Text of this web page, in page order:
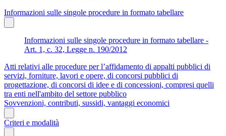
Informazioni sulle singole procedure in formato tabellare
Informazioni sulle singole procedure in formato tabellare -
Art. 1, c. 32, Legge n. 190/2012
Atti relativi alle procedure per l’affidamento di appalti pubblici di
servizi, forniture, lavori e opere, di concorsi pubblici di
progettazione, di concorsi di idee e di concessioni, compresi quelli
tra enti nell'ambito del settore pubblico
Sovvenzioni, contributi, sussidi, vantaggi economici
Criteri e modalità